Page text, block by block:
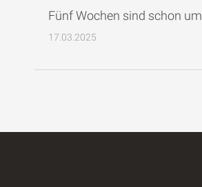
Fünf Wochen sind schon um
17.03.2025